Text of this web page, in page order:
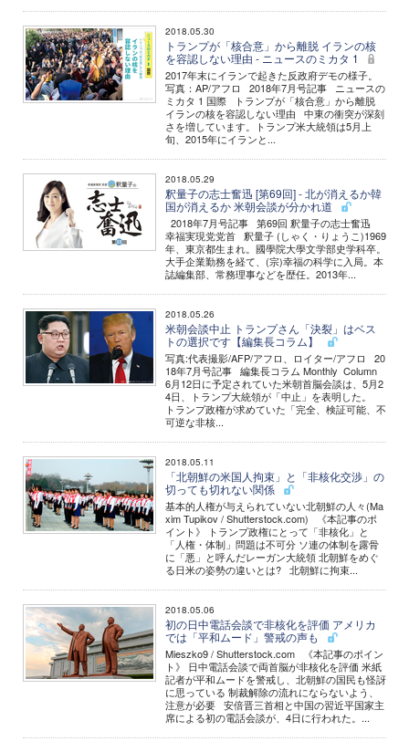
2018.05.30
トランプが「核合意」から離脱 イランの核
を容認しない理由 - ニュースのミカタ 1
2017年末にイランで起きた反政府デモの様子。
写真：AP/アフロ 2018年7月号記事 ニュースの
ミカタ 1 国際 トランプが「核合意」から離脱
イランの核を容認しない理由 中東の衝突が深刻
さを増しています。トランプ米大統領は5月上
旬、2015年にイランと...
2018.05.29
釈量子の志士奮迅 [第69回] - 北が消えるか韓
国が消えるか 米朝会談が分かれ道
2018年7月号記事 第69回 釈量子の志士奮迅
幸福実現党党首 釈量子 (しゃく・りょうこ)1969
年、東京都生まれ。國學院大學文学部史学科卒。
大手企業勤務を経て、(宗)幸福の科学に入局。本
誌編集部、常務理事などを歴任。2013年...
2018.05.26
米朝会談中止 トランプさん「決裂」はベス
トの選択です【編集長コラム】
写真:代表撮影/AFP/アフロ、ロイター/アフロ 20
18年7月号記事 編集長コラム Monthly Column
6月12日に予定されていた米朝首脳会談は、5月2
4日、トランプ大統領が「中止」を表明した。
トランプ政権が求めていた「完全、検証可能、不
可逆な非核...
2018.05.11
「北朝鮮の米国人拘束」と「非核化交渉」の
切っても切れない関係
基本的人権が与えられていない北朝鮮の人々(Ma
xim Tupikov / Shutterstock.com) 《本記事のポ
イント》 トランプ政権にとって「非核化」と
「人権・体制」問題は不可分 ソ連の体制を露骨
に「悪」と呼んだレーガン大統領 北朝鮮をめぐ
る日米の姿勢の違いとは? 北朝鮮に拘束...
2018.05.06
初の日中電話会談で非核化を評価 アメリカ
では「平和ムード」警戒の声も
Mieszko9 / Shutterstock.com 《本記事のポイン
ト》 日中電話会談で両首脳が非核化を評価 米紙
記者が平和ムードを警戒し、北朝鮮の国民も怪訝
に思っている 制裁解除の流れにならないよう、
注意が必要 安倍晋三首相と中国の習近平国家主
席による初の電話会談が、4日に行われた。...